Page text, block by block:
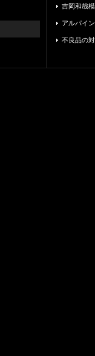
吉岡和哉
アルパイ
不良品の